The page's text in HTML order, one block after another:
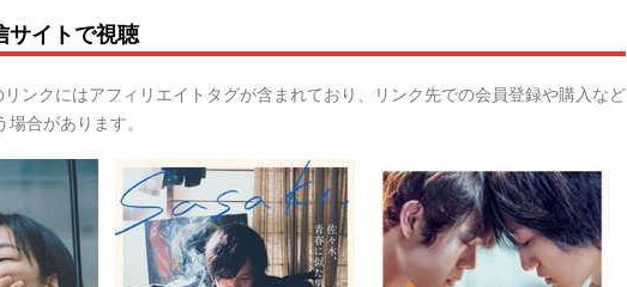
サイトで視聴
ンクにはアフィリエイトタグが含まれており、リンク先での会員登録や購入など
合があります。